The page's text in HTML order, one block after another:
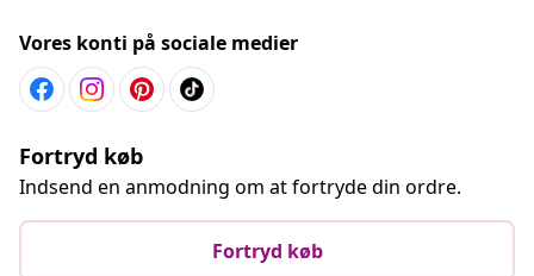
Vores konti på sociale medier
Fortryd køb
Indsend en anmodning om at fortryde din ordre.
Fortryd køb